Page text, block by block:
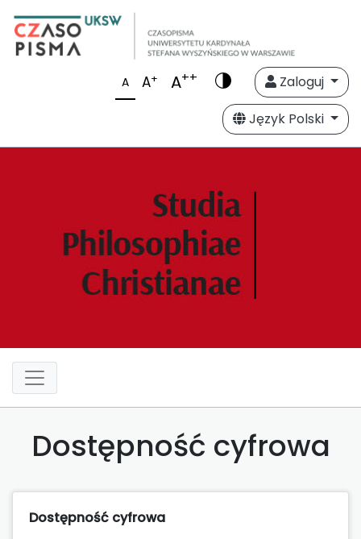
A A+ A++
Zaloguj
Język Polski
Dostępność cyfrowa
Dostępność cyfrowa